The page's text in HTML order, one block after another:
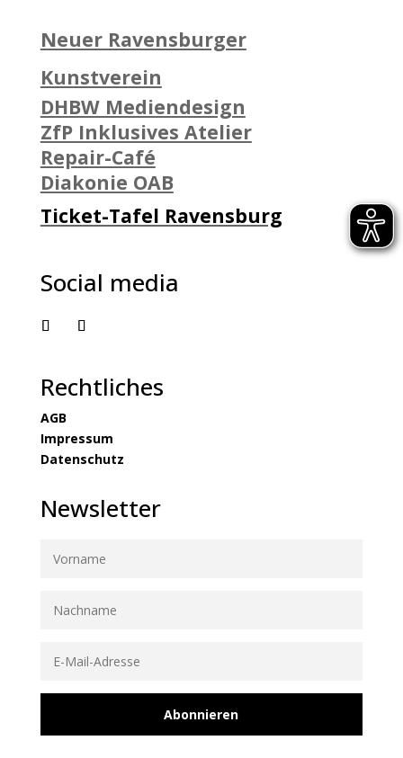
Neuer Ravensburger
Kunstverein
DHBW Mediendesign
ZfP Inklusives Atelier
Repair-Café
Diakonie OAB
Ticket-Tafel Ravensburg
Social media
Rechtliches
AGB
Impressum
Datenschutz
Newsletter
Abonnieren